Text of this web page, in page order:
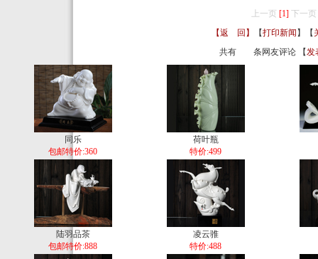
上一页 [1] 下一页
【返 回】
【打印新闻 】【
共有
条网友评论 【发
同乐
包邮特价:360
荷叶瓶
特价:499
陆羽品茶
包邮特价:888
凌云骓
特价:488